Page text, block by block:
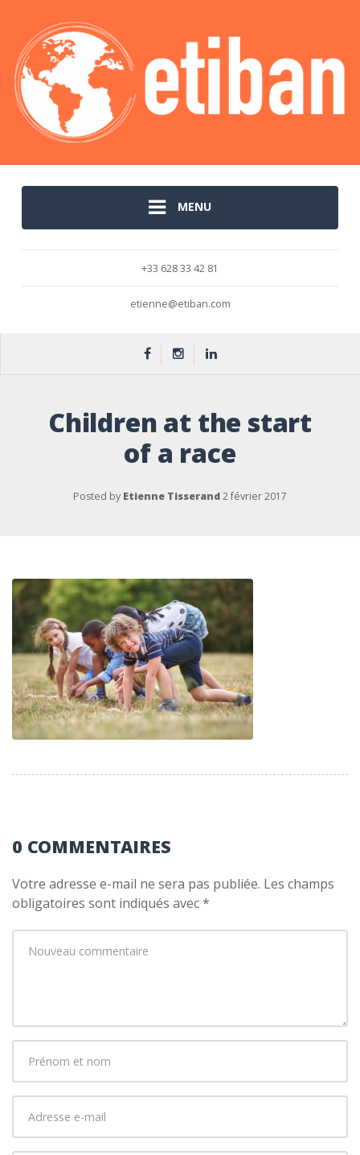
MENU
+33 628 33 42 81
etienne@etiban.com
Children at the start
of a race
Posted by Etienne Tisserand2 février 2017
0 COMMENTAIRES
Votre adresse e-mail ne sera pas publiée. Les champs
obligatoires sont indiqués avec*
commentaire*
nom*
mail